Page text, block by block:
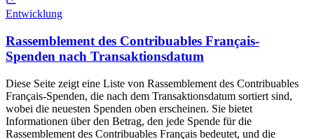
Entwicklung
Rassemblement des Contribuables Français-
Spenden nach Transaktionsdatum
Diese Seite zeigt eine Liste von Rassemblement des Contribuables
Français-Spenden, die nach dem Transaktionsdatum sortiert sind,
wobei die neuesten Spenden oben erscheinen. Sie bietet
Informationen über den Betrag, den jede Spende für die
Rassemblement des Contribuables Français bedeutet, und die